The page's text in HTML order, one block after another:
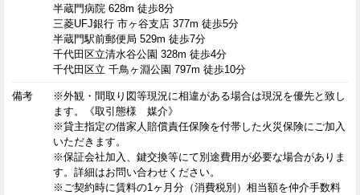
半蔵門病院 628m 徒歩8分
三菱UFJ銀行 市ヶ谷支店 377m 徒歩5分
半蔵門駅前郵便局 529m 徒歩7分
千代田区立清水谷公園 328m 徒歩4分
千代田区立 千鳥ヶ淵公園 797m 徒歩10分
備考
※外観・間取り図等現況に相違がある場合は現況を優先と致し
ます。《取引態様 媒介》
※貸主指定の借家人賠償責任保険を付帯した火災保険にご加入
いただきます。
※保証会社加入、鍵交換等にて別途費用が必要な場合がありま
す。詳細はお問い合わせください。
※ご契約時に賃料の1ヶ月分（消費税別）相当額を仲介手数料